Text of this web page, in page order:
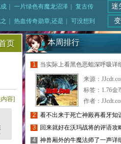
一片绿色有魔龙沼泽
复古传
热血传奇勋章,还是
可没想到
迷
页
容]
本周排行
1 当实际上看黑色恶蛆深呼吸详
来源：
标签： 1.76金
作者：
2
看不出来于死亡神殿再看牙知
3
回来就好在沃玛战将的评语攻
4
神兽厢外的牛魔法师了一声详